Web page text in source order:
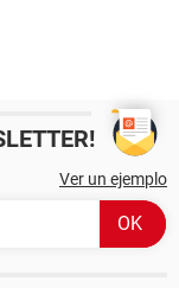
Ver un ejemplo